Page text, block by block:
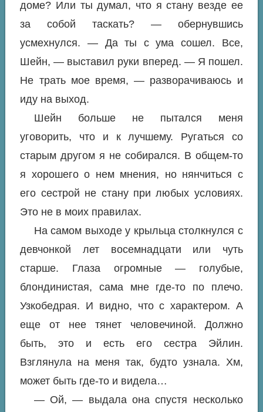
доме? Или ты думал, что я стану везде ее
за собой таскать? — обернувшись
усмехнулся. — Да ты с ума сошел. Все,
Шейн, — выставил руки вперед. — Я пошел.
Не трать мое время, — разворачиваюсь и
иду на выход.
Шейн больше не пытался меня
уговорить, что и к лучшему. Ругаться со
старым другом я не собирался. В общем-то
я хорошего о нем мнения, но нянчиться с
его сестрой не стану при любых условиях.
Это не в моих правилах.
На самом выходе у крыльца столкнулся с
девчонкой лет восемнадцати или чуть
старше. Глаза огромные — голубые,
блондинистая, сама мне где-то по плечо.
Узкобедрая. И видно, что с характером. А
еще от нее тянет человечиной. Должно
быть, это и есть его сестра Эйлин.
Взглянула на меня так, будто узнала. Хм,
может быть где-то и видела…
— Ой, — выдала она спустя несколько